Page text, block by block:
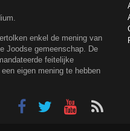
enkel de mening van
Joodse gemeenschap. De
feitelijke
eigen mening te hebben